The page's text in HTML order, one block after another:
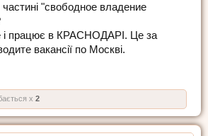
"свободное владение
і працює в КРАСНОДАРІ. Це за
вакансії по Москві.
x 2